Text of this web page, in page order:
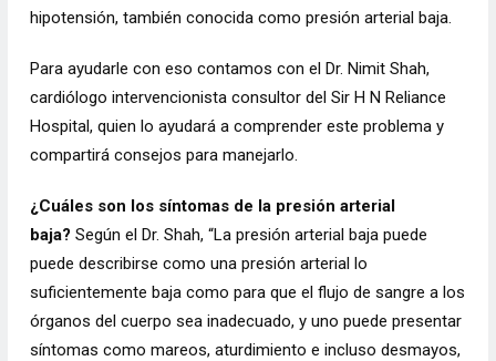
hipotensión, también conocida como presión arterial baja.
Para ayudarle con eso contamos con el Dr. Nimit Shah,
cardiólogo intervencionista consultor del Sir H N Reliance
Hospital, quien lo ayudará a comprender este problema y
compartirá consejos para manejarlo.
¿Cuáles son los síntomas de la presión arterial
baja? Según el Dr. Shah, “La presión arterial baja puede
puede describirse como una presión arterial lo
suficientemente baja como para que el flujo de sangre a los
órganos del cuerpo sea inadecuado, y uno puede presentar
síntomas como mareos, aturdimiento e incluso desmayos,